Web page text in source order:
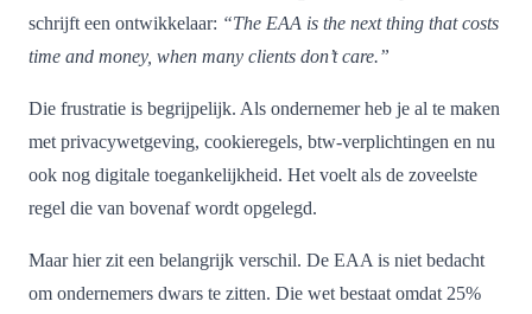
schrijft een ontwikkelaar: “The EAA is the next thing that costs
time and money, when many clients don’t care.”
Die frustratie is begrijpelijk. Als ondernemer heb je al te maken
met privacywetgeving, cookieregels, btw-verplichtingen en nu
ook nog digitale toegankelijkheid. Het voelt als de zoveelste
regel die van bovenaf wordt opgelegd.
Maar hier zit een belangrijk verschil. De EAA is niet bedacht
om ondernemers dwars te zitten. Die wet bestaat omdat 25%